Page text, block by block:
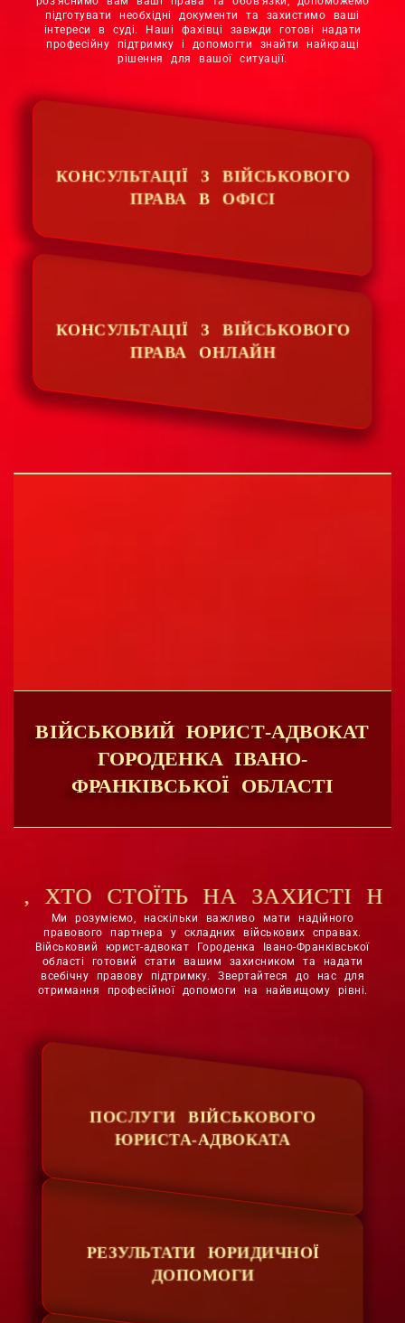
підготувати необхідні документи та захистимо ваші
інтереси в суді. Наші фахівці завжди готові надати
професійну підтримку і допомогти знайти найкращі
рішення для вашої ситуації.
КОНСУЛЬТАЦІЇ З ВІЙСЬКОВОГО
ПРАВА В ОФІСІ
КОНСУЛЬТАЦІЇ З ВІЙСЬКОВОГО
ПРАВА ОНЛАЙН
ВІЙСЬКОВИЙ ЮРИСТ-АДВОКАТ
ГОРОДЕНКА ІВАНО-
ФРАНКІВСЬКОЇ ОБЛАСТІ
ЗАХИСТІ НАШОЇ ДЕРЖАВИ.
Ми розуміємо, наскільки важливо мати надійного
правового партнера у складних військових справах.
Військовий юрист-адвокат Городенка Івано-Франківської
області готовий стати вашим захисником та надати
всебічну правову підтримку. Звертайтеся до нас для
отримання професійної допомоги на найвищому рівні.
ПОСЛУГИ ВІЙСЬКОВОГО
ЮРИСТА-АДВОКАТА
РЕЗУЛЬТАТИ ЮРИДИЧНОЇ
ДОПОМОГИ